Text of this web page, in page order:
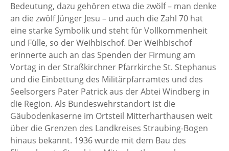
Bedeutung, dazu gehören etwa die zwölf – man denke
an die zwölf Jünger Jesu – und auch die Zahl 70 hat
eine starke Symbolik und steht für Vollkommenheit
und Fülle, so der Weihbischof. Der Weihbischof
erinnerte auch an das Spenden der Firmung am
Vortag in der Straßkirchner Pfarrkirche St. Stephanus
und die Einbettung des Militärpfarramtes und des
Seelsorgers Pater Patrick aus der Abtei Windberg in
die Region. Als Bundeswehrstandort ist die
Gäubodenkaserne im Ortsteil Mitterharthausen weit
über die Grenzen des Landkreises Straubing-Bogen
hinaus bekannt. 1936 wurde mit dem Bau des